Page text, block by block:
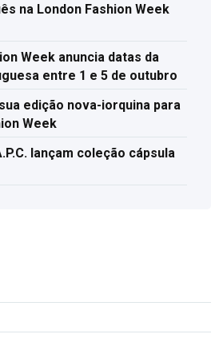
na London Fashion Week
Week anuncia datas da
entre 1 e 5 de outubro
edição nova-iorquina para
Week
lançam coleção cápsula